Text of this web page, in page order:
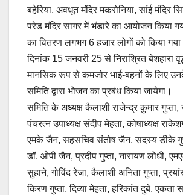
बहेरिया, अवधूत मंदिर मकरोनिया, सांई मंदिर
परेड मंदिर सागर में भंडारे का आयोजन किया
का वितरण लगभग 6 हजार लोगों को किया
दिनांक 15 जनवरी 25 से निराश्रित बेशहारा
मानसिक रूप से कमजोर भाई-बहनों के लिए
समिति द्वारा भोजन का प्रबंध किया जायेगा।
समिति के अध्यक्ष कैलाशी राजेन्द्र कुमार
पंचरत्न उपाध्यक्ष संदीप मेहता, कोषाध्यक्ष
एमके जैन, सहसचिव संतोष जैन, सदस्य डीके
डॉ. ओपी जैन, प्रदीप गुप्ता, नारायण लोधी,
सुहाने, गोविंद रेजा, कैलाशी अनिता गुप्ता,
किरण गुप्ता, दिव्या मेहता, हरिकांत दुबे, एकता